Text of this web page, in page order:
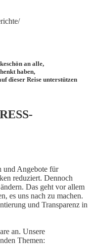
an alle,
haben,
dieser Reise unterstützen
und Angebote für
reduziert. Dennoch
Das geht vor allem
es uns nach zu machen.
und Transparenz in
an. Unsere
Themen: